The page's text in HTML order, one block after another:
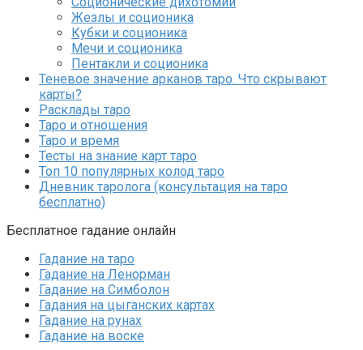
Жезлы и соционика
Кубки и соционика
Мечи и соционика
Пентакли и соционика
Теневое значение арканов таро. Что скрывают
карты?
Расклады таро
Таро и отношения
Таро и время
Тесты на знание карт таро
Топ 10 популярных колод таро
Дневник таролога (консультация на таро
бесплатно)
Бесплатное гадание онлайн
Гадание на таро
Гадание на Ленорман
Гадание на Симболон
Гадания на цыганских картах
Гадание на рунах
Гадание на воске